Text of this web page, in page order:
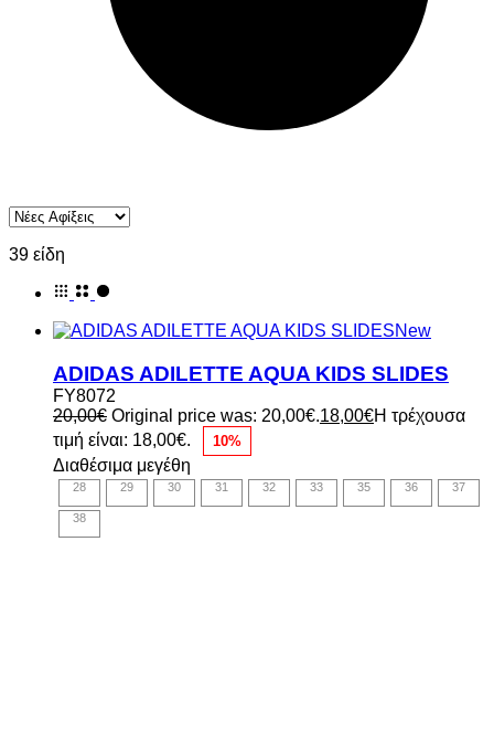
39 είδη
New
ADIDAS ADILETTE AQUA KIDS SLIDES
FY8072
20,00€ Original price was: 20,00€.18,00€Η τρέχουσα
τιμή είναι: 18,00€.
10%
Διαθέσιμα μεγέθη
28 29 30 31 32 33 35 36 37
38